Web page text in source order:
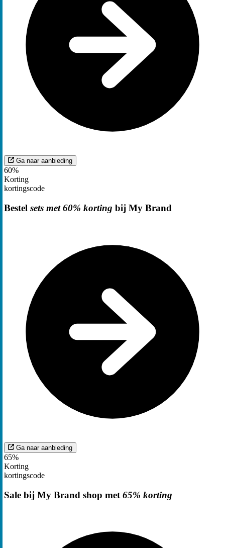
Ga naar aanbieding
60%
Korting
kortingscode
Bestel sets met 60% korting bij My Brand
Ga naar aanbieding
65%
Korting
kortingscode
Sale bij My Brand shop met 65% korting